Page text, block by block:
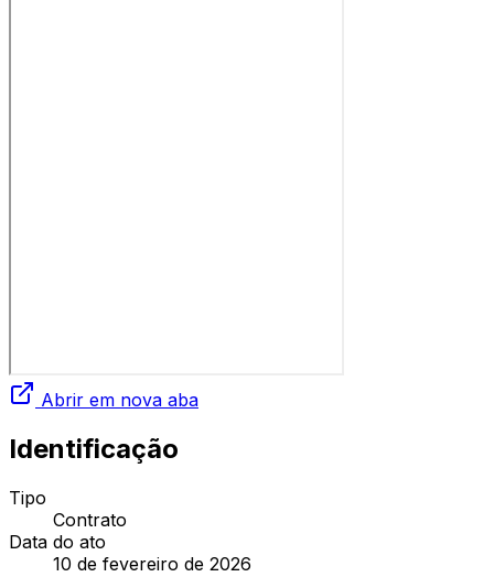
Abrir em nova aba
Identificação
Tipo
Contrato
Data do ato
10 de fevereiro de 2026